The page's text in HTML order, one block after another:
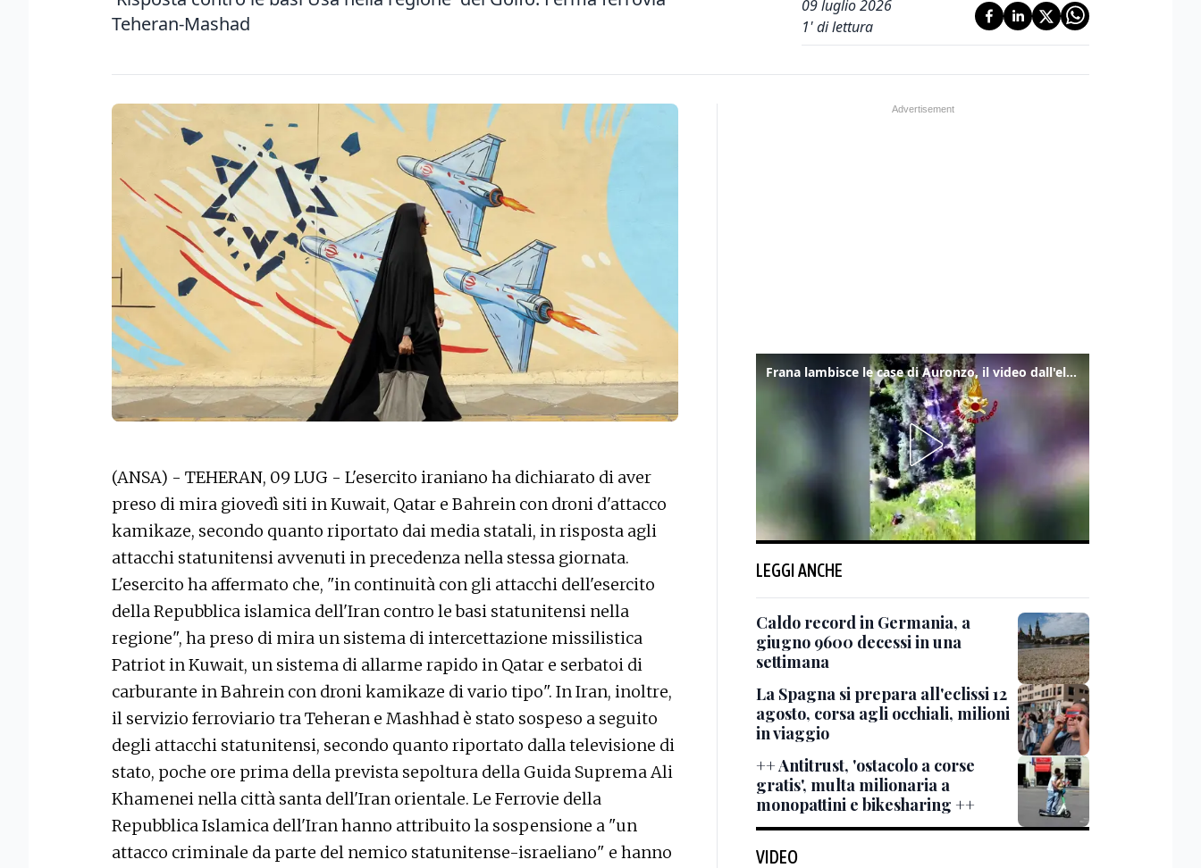
Teheran-Mashad
09 luglio 2026
1' di lettura
(ANSA) - TEHERAN, 09 LUG - L'esercito iraniano ha dichiarato di aver
preso di mira giovedì siti in Kuwait, Qatar e Bahrein con droni d'attacco
kamikaze, secondo quanto riportato dai media statali, in risposta agli
attacchi statunitensi avvenuti in precedenza nella stessa giornata.
L'esercito ha affermato che, "in continuità con gli attacchi dell'esercito
della Repubblica islamica dell'Iran contro le basi statunitensi nella
regione", ha preso di mira un sistema di intercettazione missilistica
Patriot in Kuwait, un sistema di allarme rapido in Qatar e serbatoi di
carburante in Bahrein con droni kamikaze di vario tipo". In Iran, inoltre,
il servizio ferroviario tra Teheran e Mashhad è stato sospeso a seguito
degli attacchi statunitensi, secondo quanto riportato dalla televisione di
stato, poche ore prima della prevista sepoltura della Guida Suprema Ali
Khamenei nella città santa dell'Iran orientale. Le Ferrovie della
Repubblica Islamica dell'Iran hanno attribuito la sospensione a "un
attacco criminale da parte del nemico statunitense-israeliano" e hanno
Frana lambisce le case di Auronzo, il video dall'elicottero dei vigili del fuoco
LEGGI ANCHE
Caldo record in Germania, a
giugno 9600 decessi in una
settimana
La Spagna si prepara all'eclissi 12
agosto, corsa agli occhiali, milioni
in viaggio
++ Antitrust, 'ostacolo a corse
gratis', multa milionaria a
monopattini e bikesharing ++
VIDEO